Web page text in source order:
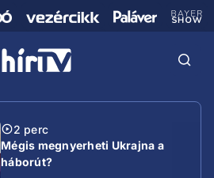
2 perc
Mégis megnyerheti Ukrajna a
háborút?